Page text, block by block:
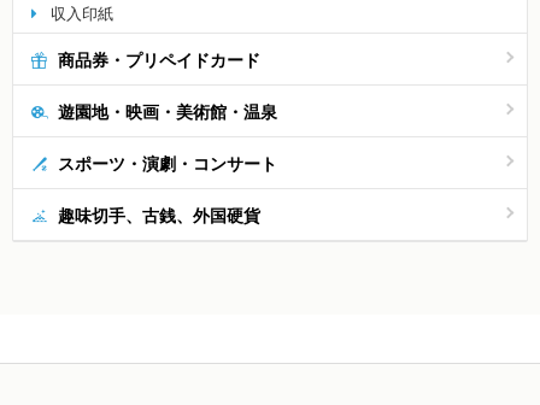
収入印紙
商品券・プリペイドカード
遊園地・映画・美術館・温泉
スポーツ・演劇・コンサート
趣味切手、古銭、外国硬貨